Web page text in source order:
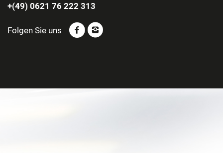
+(49) 0621 76 222 313
Folgen Sie uns